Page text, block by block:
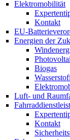
Elektromobilität
Kontakt
EU-
Energien der
Biogas
Luft- und
Kontakt